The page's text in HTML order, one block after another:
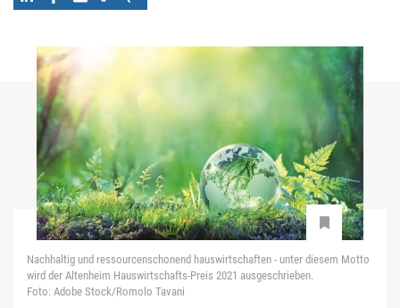
Nachhaltig und ressourcenschonend hauswirtschaften - unter diesem Motto
wird der Altenheim Hauswirtschafts-Preis 2021 ausgeschrieben.
Foto: Adobe Stock/Romolo Tavani